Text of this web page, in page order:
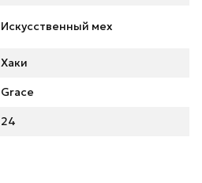
Искусственный мех
Хаки
Grace
24